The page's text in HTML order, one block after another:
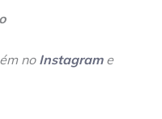
noInstagrame